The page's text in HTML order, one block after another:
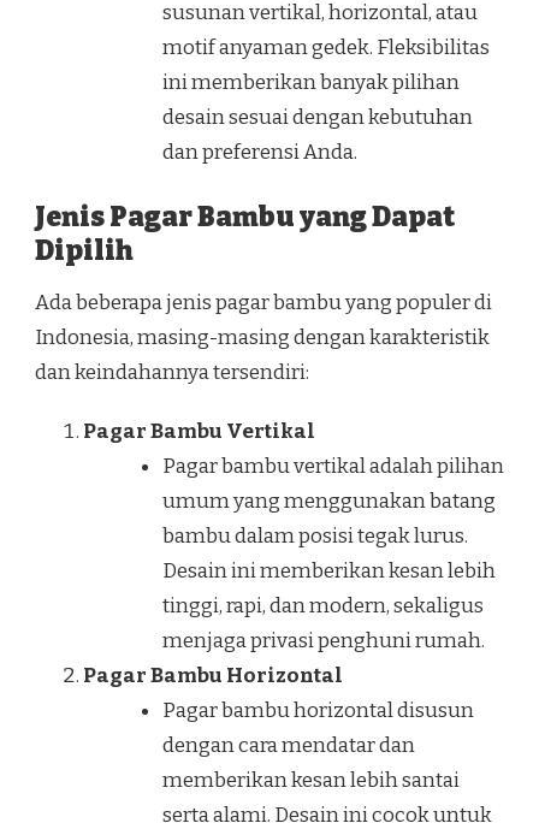
susunan vertikal, horizontal, atau
motif anyaman gedek. Fleksibilitas
ini memberikan banyak pilihan
desain sesuai dengan kebutuhan
dan preferensi Anda.
Jenis Pagar Bambu yang Dapat
Dipilih
Ada beberapa jenis pagar bambu yang populer di
Indonesia, masing-masing dengan karakteristik
dan keindahannya tersendiri:
Pagar Bambu Vertikal
Pagar bambu vertikal adalah pilihan
umum yang menggunakan batang
bambu dalam posisi tegak lurus.
Desain ini memberikan kesan lebih
tinggi, rapi, dan modern, sekaligus
menjaga privasi penghuni rumah.
Pagar Bambu Horizontal
Pagar bambu horizontal disusun
dengan cara mendatar dan
memberikan kesan lebih santai
serta alami. Desain ini cocok untuk